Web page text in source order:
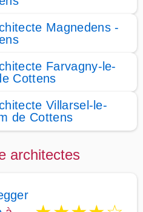
Magnedens -
Farvagny-le-
Cottens
Villarsel-le-
de Cottens
architectes